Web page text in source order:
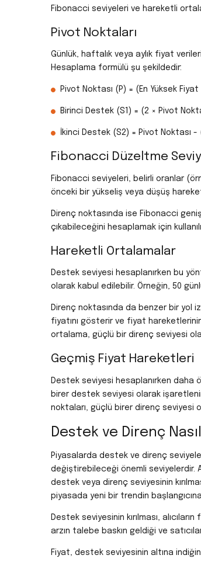
Fibonacci seviyeleri ve hareketli
Pivot Noktaları
Günlük, haftalık veya aylık fiyat
Hesaplama formülü şu şekildedir:
Pivot Noktası (P) = (En Yüksek
Birinci Destek (S1) = (2 × Pivot
İkinci Destek (S2) = Pivot Noktası -
Fibonacci Düzeltme
Fibonacci seviyeleri, belirli oranlar
önceki bir yükseliş veya düşüş
Direnç noktasında ise Fibonacci
çıkabileceğini hesaplamak için
Hareketli Ortalamalar
Destek seviyesi hesaplanırken bu
olarak kabul edilebilir. Örneğin, 50
Direnç noktasında da benzer bir yol
fiyatını gösterir ve fiyat hareketlerinin
ortalama, güçlü bir direnç seviyesi
Geçmiş Fiyat Hareketleri
Destek seviyesi hesaplanırken
birer destek seviyesi olarak
noktaları, güçlü birer direnç seviyesi
Destek ve Direnç Nasıl
Piyasalarda destek ve direnç
değiştirebileceği önemli seviyelerdir.
destek veya direnç seviyesinin
piyasada yeni bir trendin
Destek seviyesinin kırılması,
arzın talebe baskın geldiği ve
Fiyat, destek seviyesinin altına